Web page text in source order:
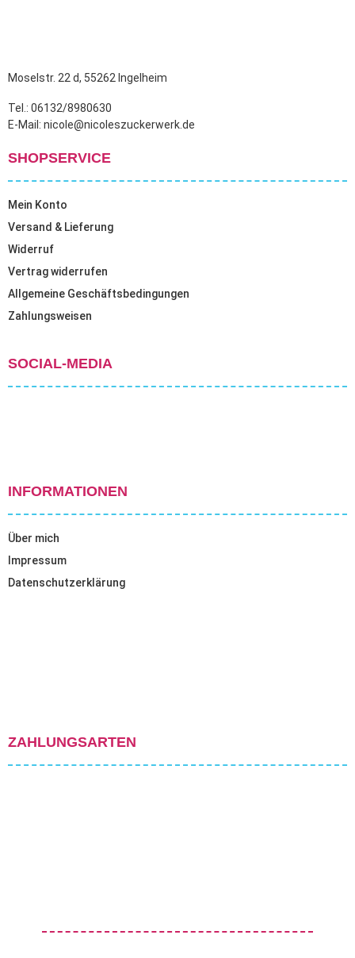
Moselstr. 22 d, 55262 Ingelheim
Tel.: 06132/8980630
E-Mail: nicole@nicoleszuckerwerk.de
SHOPSERVICE
Mein Konto
Versand & Lieferung
Widerruf
Vertrag widerrufen
Allgemeine Geschäftsbedingungen
Zahlungsweisen
SOCIAL-MEDIA
INFORMATIONEN
Über mich
Impressum
Datenschutzerklärung
ZAHLUNGSARTEN